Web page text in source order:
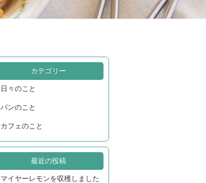
カテゴリー
日々のこと
パンのこと
カフェのこと
最近の投稿
マイヤーレモンを収穫しました